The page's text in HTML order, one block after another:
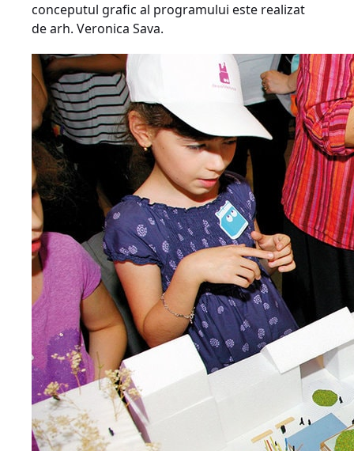
conceputul grafic al programului este realizat
de arh. Veronica Sava.